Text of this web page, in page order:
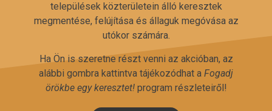
települések közterületein álló keresztek
megmentése, felújítása és állaguk megóvása az
utókor számára.
Ha Ön is szeretne részt venni az akcióban, az
alábbi gombra kattintva tájékozódhat a Fogadj
örökbe egy keresztet!program részleteiről!